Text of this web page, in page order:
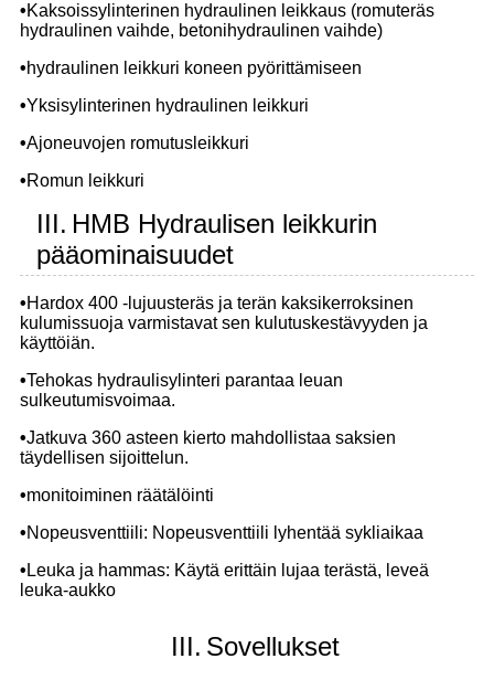
•Kaksoissylinterinen hydraulinen leikkaus (romuteräs
hydraulinen vaihde, betonihydraulinen vaihde)
•hydraulinen leikkuri koneen pyörittämiseen
•Yksisylinterinen hydraulinen leikkuri
•Ajoneuvojen romutusleikkuri
•Romun leikkuri
III. HMB Hydraulisen leikkurin
pääominaisuudet
•Hardox 400 -lujuusteräs ja terän kaksikerroksinen
kulumissuoja varmistavat sen kulutuskestävyyden ja
käyttöiän.
•Tehokas hydraulisylinteri parantaa leuan
sulkeutumisvoimaa.
•Jatkuva 360 asteen kierto mahdollistaa saksien
täydellisen sijoittelun.
•monitoiminen räätälöinti
•Nopeusventtiili: Nopeusventtiili lyhentää sykliaikaa
• Leuka ja hammas: Käytä erittäin lujaa terästä, leveä
leuka-aukko
III. Sovellukset